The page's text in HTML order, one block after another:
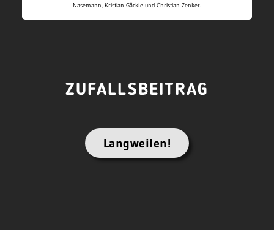
Nasemann, Kristian Gäckle und Christian Zenker.
ZUFALLSBEITRAG
Langweilen!